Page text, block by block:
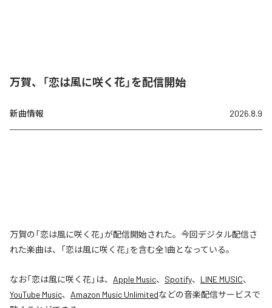
万賀、「恋は風に咲く花」を配信開始
新曲情報 2026.8.9
万賀の「恋は風に咲く花」が配信開始された。今回デジタル配信さ
れた楽曲は、「恋は風に咲く花」を含む全1曲となっている。
なお「恋は風に咲く花」は、 Apple Music、 Spotify、 LINE MUSIC、
YouTube Music、 Amazon Music Unlimitedなどの音楽配信サービスで